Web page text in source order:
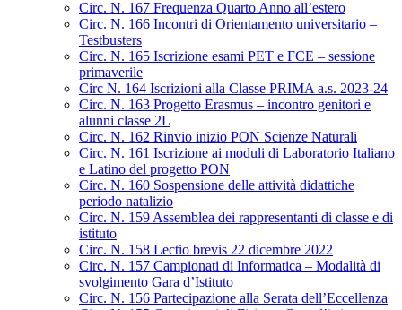
Circ. N. 167 Frequenza Quarto Anno all’estero
Circ. N. 166 Incontri di Orientamento universitario –
Testbusters
Circ. N. 165 Iscrizione esami PET e FCE – sessione
primaverile
Circ N. 164 Iscrizioni alla Classe PRIMA a.s. 2023-24
Circ. N. 163 Progetto Erasmus – incontro genitori e
alunni classe 2L
Circ. N. 162 Rinvio inizio PON Scienze Naturali
Circ. N. 161 Iscrizione ai moduli di Laboratorio Italiano
e Latino del progetto PON
Circ. N. 160 Sospensione delle attività didattiche
periodo natalizio
Circ. N. 159 Assemblea dei rappresentanti di classe e di
istituto
Circ. N. 158 Lectio brevis 22 dicembre 2022
Circ. N. 157 Campionati di Informatica – Modalità di
svolgimento Gara d’Istituto
Circ. N. 156 Partecipazione alla Serata dell’Eccellenza